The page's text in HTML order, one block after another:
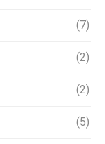
(7)
(2)
(2)
(5)